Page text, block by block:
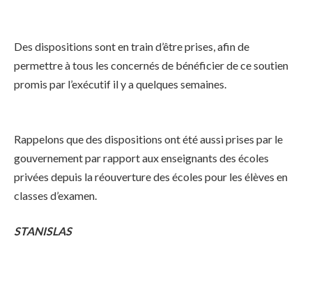
Des dispositions sont en train d’être prises, afin de
permettre à tous les concernés de bénéficier de ce soutien
promis par l’exécutif il y a quelques semaines.
Rappelons que des dispositions ont été aussi prises par le
gouvernement par rapport aux enseignants des écoles
privées depuis la réouverture des écoles pour les élèves en
classes d’examen.
STANISLAS